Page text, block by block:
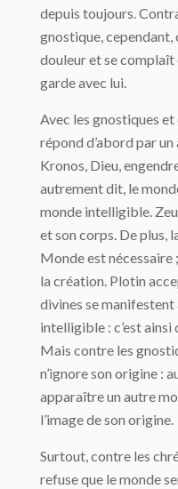
depuis toujours.
gnostique,
douleur et se complaît
garde avec lui.
Avec les gnostiques
répond d’abord par
Kronos, Dieu,
autrement dit, le
monde intelligible.
et son corps. De plus,
Monde est nécessaire
la création. Plotin
divines se manifestent
intelligible : c’est ainsi
Mais contre les
n’ignore son origine :
apparaître un autre
l’image de son origine.
Surtout, contre les
refuse que le monde